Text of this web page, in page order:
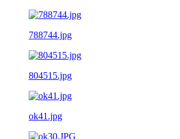
788744.jpg
804515.jpg
ok41.jpg